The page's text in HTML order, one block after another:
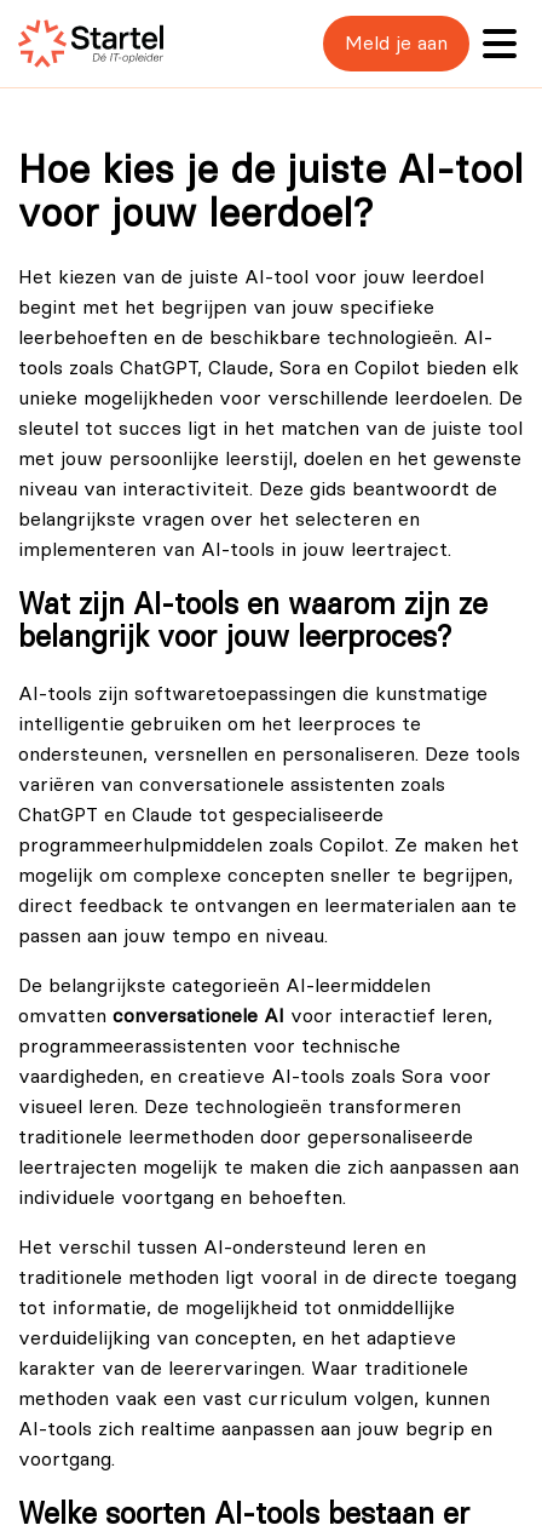
Meld je aan
Hoe kies je de juiste AI-tool
voor jouw leerdoel?
Het kiezen van de juiste AI-tool voor jouw leerdoel
begint met het begrijpen van jouw specifieke
leerbehoeften en de beschikbare technologieën. AI-
tools zoals ChatGPT, Claude, Sora en Copilot bieden elk
unieke mogelijkheden voor verschillende leerdoelen. De
sleutel tot succes ligt in het matchen van de juiste tool
met jouw persoonlijke leerstijl, doelen en het gewenste
niveau van interactiviteit. Deze gids beantwoordt de
belangrijkste vragen over het selecteren en
implementeren van AI-tools in jouw leertraject.
Wat zijn AI-tools en waarom zijn ze
belangrijk voor jouw leerproces?
AI-tools zijn softwaretoepassingen die kunstmatige
intelligentie gebruiken om het leerproces te
ondersteunen, versnellen en personaliseren. Deze tools
variëren van conversationele assistenten zoals
ChatGPT en Claude tot gespecialiseerde
programmeerhulpmiddelen zoals Copilot. Ze maken het
mogelijk om complexe concepten sneller te begrijpen,
direct feedback te ontvangen en leermaterialen aan te
passen aan jouw tempo en niveau.
De belangrijkste categorieën AI-leermiddelen
omvatten conversationele AI
voor interactief leren,
programmeerassistenten voor technische
vaardigheden, en creatieve AI-tools zoals Sora voor
visueel leren. Deze technologieën transformeren
traditionele leermethoden door gepersonaliseerde
leertrajecten mogelijk te maken die zich aanpassen aan
individuele voortgang en behoeften.
Het verschil tussen AI-ondersteund leren en
traditionele methoden ligt vooral in de directe toegang
tot informatie, de mogelijkheid tot onmiddellijke
verduidelijking van concepten, en het adaptieve
karakter van de leerervaringen. Waar traditionele
methoden vaak een vast curriculum volgen, kunnen
AI-tools zich realtime aanpassen aan jouw begrip en
voortgang.
Welke soorten AI-tools bestaan er